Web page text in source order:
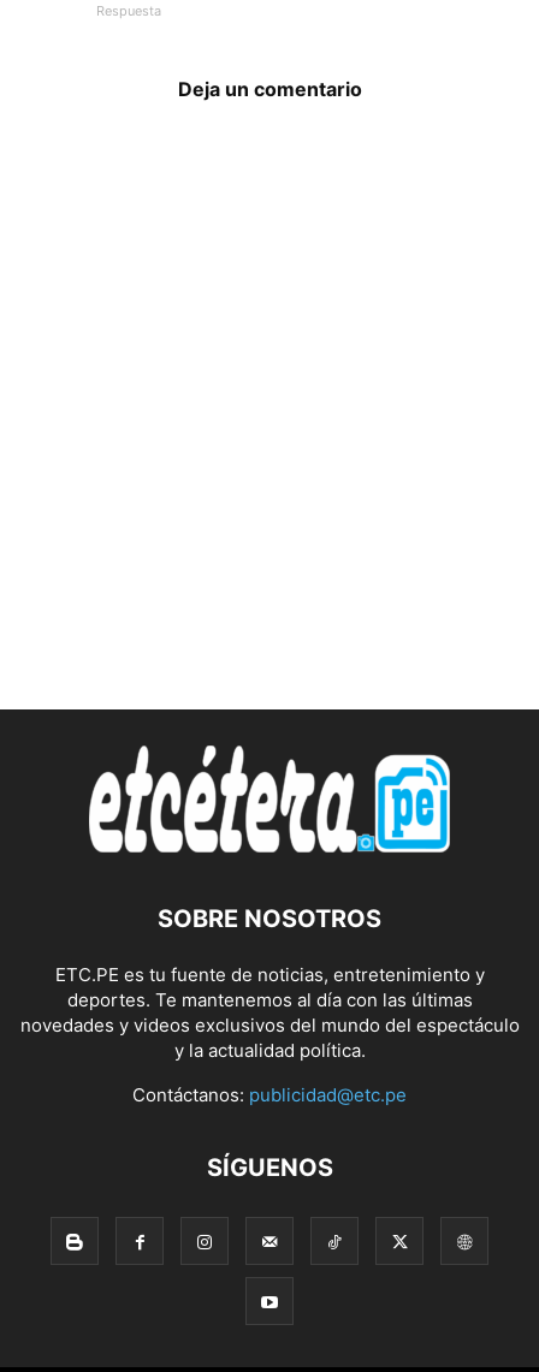
Respuesta
Deja un comentario
SOBRE NOSOTROS
ETC.PE es tu fuente de noticias, entretenimiento y
deportes. Te mantenemos al día con las últimas
novedades y videos exclusivos del mundo del espectáculo
y la actualidad política.
Contáctanos: publicidad@etc.pe
SÍGUENOS